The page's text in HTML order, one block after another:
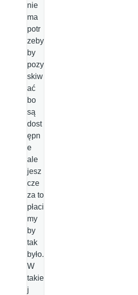
nie
ma
potr
zeby
by
pozy
skiw
ać
bo
są
dost
ępn
e
ale
jesz
cze
za to
płaci
my
by
tak
było.
W
takie
j